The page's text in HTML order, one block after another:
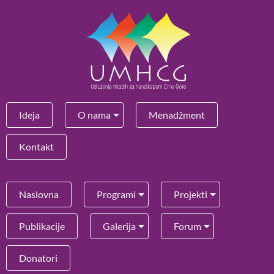
Ideja O nama Menadžment
Kontakt
Naslovna Programi Projekti
Publikacije Galerija Forum
Donatori